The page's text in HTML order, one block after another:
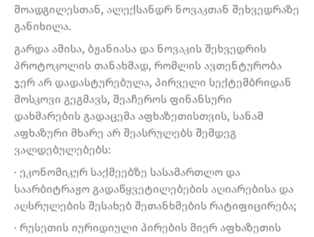
მოადგილესთან, ალექსანდრ ნოვაკთან შეხვედრაზე
განიხილა.
გარდა ამისა, ბჟანიასა და ნოვაკის შეხვედრის
პროტოკოლის თანახმად, რომლის ავთენტურობა
ჯერ არ დადასტურებულა, პირველი სექტემბრიდან
მოსკოვი გეგმავს, შეაჩეროს ფინანსური
დახმარების გადაცემა აფხაზეთისთვის, სანამ
აფხაზური მხარე არ შეასრულებს შემდეგ
ვალდებულებებს:
· ეკონომიკურ საქმეებზე სასამართლო და
საარბიტრაჟო გადაწყვეტილებების აღიარებისა და
აღსრულების შესახებ შეთანხმების რატიფიცირება;
· რუსეთის იურიდიული პირების მიერ აფხაზეთის